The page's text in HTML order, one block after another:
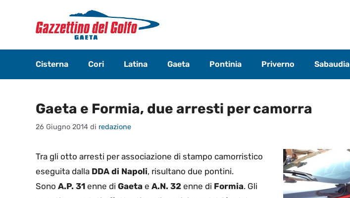
contenuto
Cisterna Cori Latina Gaeta Pontinia Priverno Sabaudia
Gaeta e Formia, due arresti per camorra
26 Giugno 2014 di redazione
Tra gli otto arresti per associazione di stampo camorristico
eseguita dalla DDA di Napoli, risultano due pontini.
Sono A.P. 31 enne di Gaeta e A.N. 32 enne di Formia. Gli